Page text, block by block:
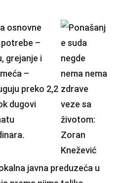
osnovne
–
grejanje i
–
preko 2,2
dugovi
javna preduzeća u